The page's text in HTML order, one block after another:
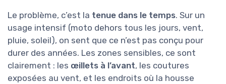
Le problème, c’est la tenue dans le temps. Sur un
usage intensif (moto dehors tous les jours, vent,
pluie, soleil), on sent que ce n’est pas conçu pour
durer des années. Les zones sensibles, ce sont
clairement : les œillets à l’avant, les coutures
exposées au vent, et les endroits où la housse